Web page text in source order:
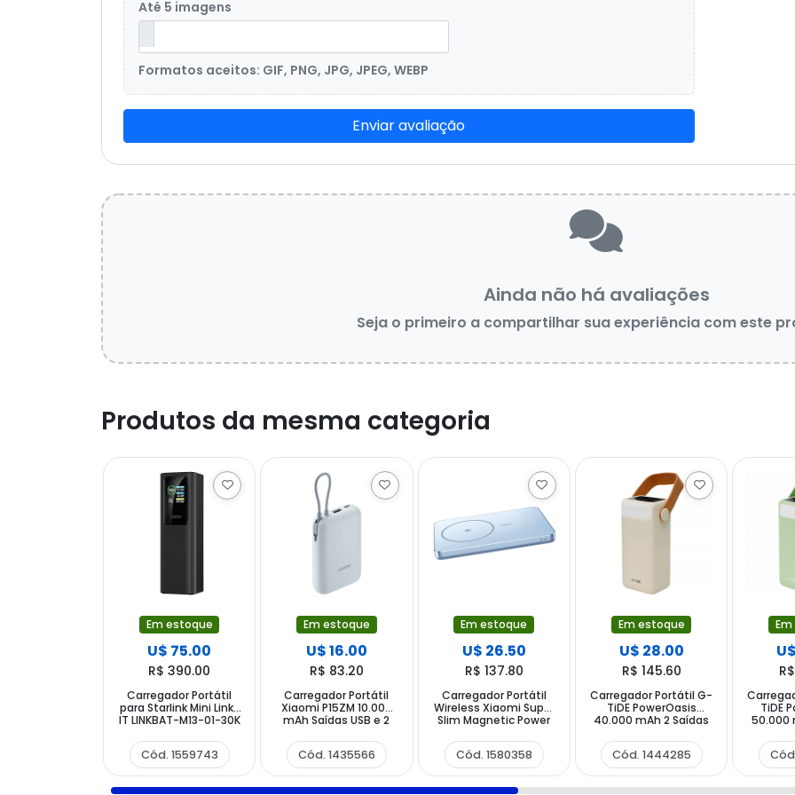
Até 5 imagens
Formatos aceitos: GIF, PNG, JPG, JPEG, WEBP
Enviar avaliação
Ainda não há avaliações
Seja o primeiro a compartilhar sua experiência com este
Produtos da mesma categoria
Em estoque
U$ 75.00
R$ 390.00
Carregador Portátil
para Starlink Mini Link-
IT LINKBAT-M13-01-30K
USB e 2 USB-C - Preto
Cód. 1559743
Em estoque
U$ 16.00
R$ 83.20
Carregador Portátil
Xiaomi P15ZM 10.000
mAh Saídas USB e 2
Cód. 1435566
Em estoque
U$ 26.50
R$ 137.80
Carregador Portátil
Wireless Xiaomi Super
Slim Magnetic Power
5.000 mAh Salida USB-
C - Blue
Cód. 1580358
Em estoque
U$ 28.00
R$ 145.60
Carregador Portátil G-
TiDE PowerOasis
40.000 mAh 2 Saídas
Cód. 1444285
TiDE
50.000